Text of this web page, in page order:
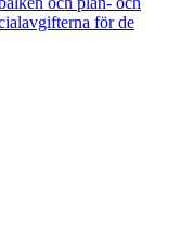
för de